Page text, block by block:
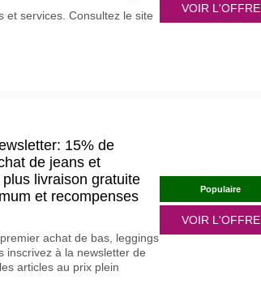
et services. Consultez le site
VOIR L'OFFRE
15% de
de jeans et
livraison gratuite
et recompenses
achat de bas, leggings
inscrivez à la newsletter de
articles au prix plein
Populaire
VOIR L'OFFRE